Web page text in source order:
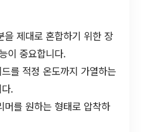
을 제대로 혼합하기 위한 장
이 중요합니다.
를 적정 온도까지 가열하는
.
머를 원하는 형태로 압착하